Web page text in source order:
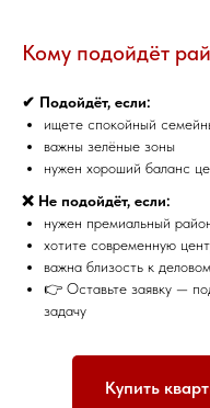
Кому подойдёт
✔ Подойдёт, если:
ищете спокойный
важны зелёные зоны
нужен хороший баланс
❌ Не подойдёт, если:
нужен премиальный
хотите современную
важна близость к
👉 Оставьте заявку —
задачу
Купить